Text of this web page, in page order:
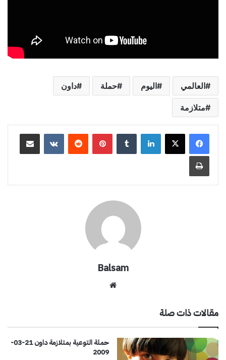
العالمي اليوم حملة داون
متلازمة
لينكدإن بينتيريست مشاركة عبر البريد
طباعة
Balsam
مقالات ذات صلة
حملة التوعية بمتلازمة داون 21-03-
2009